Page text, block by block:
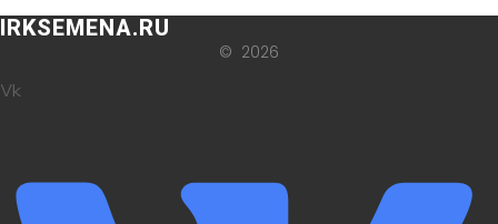
IRKSEMENA.RU
© 2026
Vk